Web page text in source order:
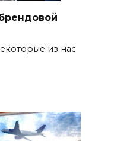
из нас